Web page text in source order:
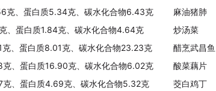
克、蛋白质5.34克、碳水化合物6.43克 麻油猪肺
、蛋白质1.84克、碳水化合物4.64克 炒汤菜
、蛋白质8.01克、碳水化合物23.23克 醋烹武昌鱼
、蛋白质16.90克、碳水化合物6.02克 酸菜藕片
、蛋白质4.69克、碳水化合物5.32克 茭白鸡丁